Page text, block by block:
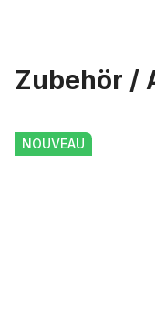
Zubehör /
Clé à douille
NOUVEAU